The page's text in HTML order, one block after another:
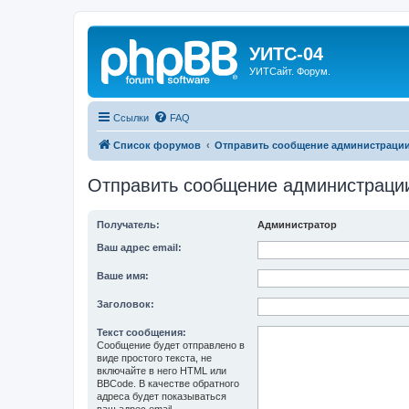
УИТС-04
УИТСайт. Форум.
Ссылки FAQ
Список форумов Отправить сообщение
Отправить сообщение
Получатель: Администратор
Ваш адрес email:
Ваше имя:
Заголовок:
Текст сообщения:
Сообщение будет отправлено в
виде простого текста, не
включайте в него HTML или
BBCode. В качестве обратного
адреса будет показываться